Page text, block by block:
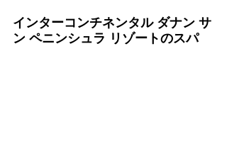
インターコンチネンタル ダナン サ
ン ペニンシュラ リゾートのスパ